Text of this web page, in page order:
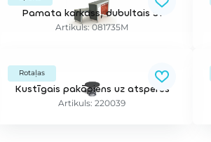
Pamata karkass, dubultais S1
Artikuls: 081735M
Rotaļas
Kustīgais pakāpiens uz atsperes
Artikuls: 220039